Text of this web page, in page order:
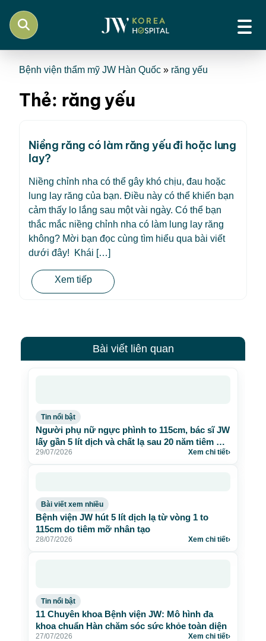
Bệnh viện thẩm mỹ JW Hàn Quốc » răng yếu
Thẻ: răng yếu
Niềng răng có làm răng yếu đi hoặc lung
lay?
Niềng chỉnh nha có thể gây khó chịu, đau hoặc
lung lay răng của bạn. Điều này có thể khiến bạn
cảm thấy lo lắng sau một vài ngày. Có thể bạn
thắc mắc niềng chỉnh nha có làm lung lay răng
không? Mời bạn đọc cùng tìm hiểu qua bài viết
dưới đây! Khái […]
Xem tiếp
Bài viết liên quan
Tin nổi bật
Người phụ nữ ngực phình to 115cm, bác sĩ JW
lấy gần 5 lít dịch và chất lạ sau 20 năm tiêm mỡ
nhân tạo
29/07/2026 Xem chi tiết›
Bài viết xem nhiều
Bệnh viện JW hút 5 lít dịch lạ từ vòng 1 to
115cm do tiêm mỡ nhân tạo
28/07/2026 Xem chi tiết›
Tin nổi bật
11 Chuyên khoa Bệnh viện JW: Mô hình đa
khoa chuẩn Hàn chăm sóc sức khỏe toàn diện
27/07/2026 Xem chi tiết›